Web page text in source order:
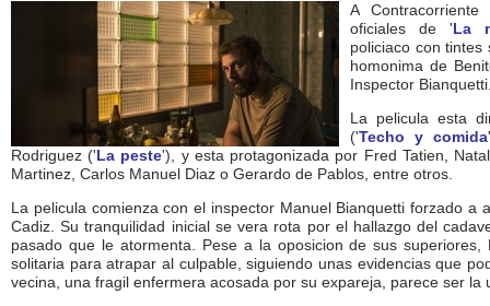
A
oficiales de 'La
policiaco con tintes
homonima de
Inspector
La pelicula esta
('Techo y comida
Rodriguez ('La peste'), y esta protagonizada por Fred Tatien,
Martinez, Carlos Manuel Diaz o Gerardo de Pablos, entre otros.
La pelicula comienza con el inspector Manuel Bianquetti forzado a
Cadiz. Su tranquilidad inicial se vera rota por el hallazgo del
pasado que le atormenta. Pese a la oposicion de sus superiores,
solitaria para atrapar al culpable, siguiendo unas evidencias que
vecina, una fragil enfermera acosada por su expareja, parece ser la